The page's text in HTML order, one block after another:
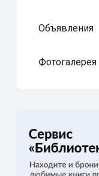
Объявления
Фотогалерея